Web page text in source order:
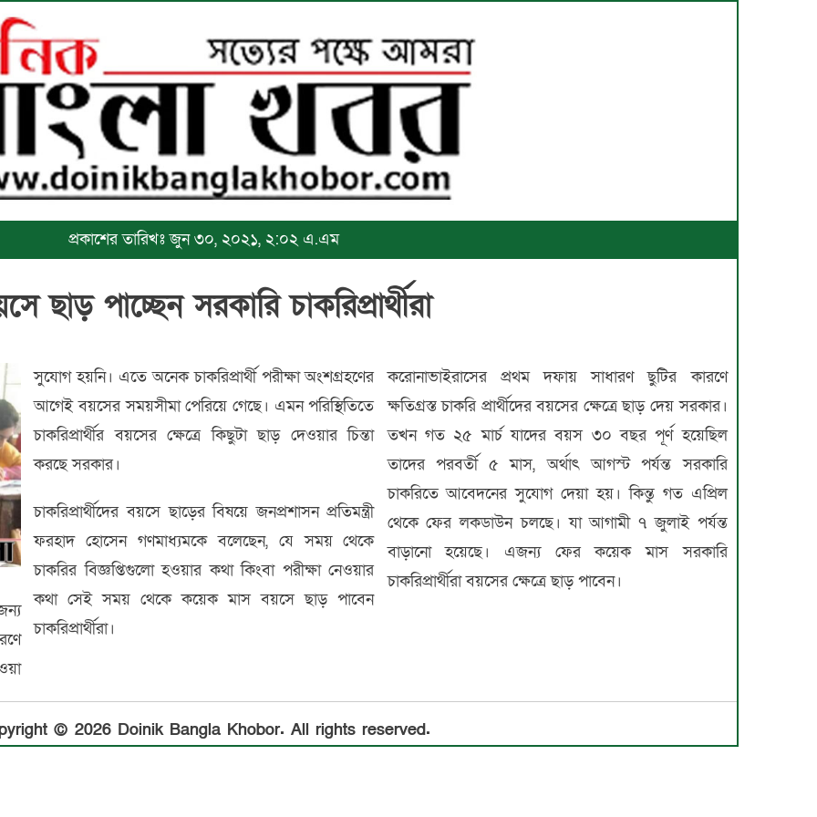
প্রকাশের তারিখঃ জুন ৩০, ২০২১, ২:০২ এ.এম
ছাড় পাচ্ছেন সরকারি চাকরিপ্রার্থীরা
সুযোগ হয়নি। এতে অনেক চাকরিপ্রার্থী পরীক্ষা অংশগ্রহণের
আগেই বয়সের সময়সীমা পেরিয়ে গেছে। এমন পরিস্থিতিতে
চাকরিপ্রার্থীর বয়সের ক্ষেত্রে কিছুটা ছাড় দেওয়ার চিন্তা
করছে সরকার।
চাকরিপ্রার্থীদের বয়সে ছাড়ের বিষয়ে জনপ্রশাসন প্রতিমন্ত্রী
ফরহাদ হোসেন গণমাধ্যমকে বলেছেন, যে সময় থেকে
চাকরির বিজ্ঞপ্তিগুলো হওয়ার কথা কিংবা পরীক্ষা নেওয়ার
কথা সেই সময় থেকে কয়েক মাস বয়সে ছাড় পাবেন
চাকরিপ্রার্থীরা।
করোনাভাইরাসের প্রথম দফায় সাধারণ ছুটির কারণে
ক্ষতিগ্রস্ত চাকরি প্রার্থীদের বয়সের ক্ষেত্রে ছাড় দেয় সরকার।
তখন গত ২৫ মার্চ যাদের বয়স ৩০ বছর পূর্ণ হয়েছিল
তাদের পরবর্তী ৫ মাস, অর্থাৎ আগস্ট পর্যন্ত সরকারি
চাকরিতে আবেদনের সুযোগ দেয়া হয়। কিন্তু গত এপ্রিল
থেকে ফের লকডাউন চলছে। যা আগামী ৭ জুলাই পর্যন্ত
বাড়ানো হয়েছে। এজন্য ফের কয়েক মাস সরকারি
চাকরিপ্রার্থীরা বয়সের ক্ষেত্রে ছাড় পাবেন।
© 2026 Doinik Bangla Khobor. All rights reserved.